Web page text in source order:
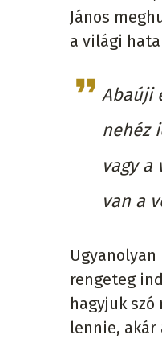
János
a világi
Abaúji
nehéz
vagy a
van a
rengeteg
hagyjuk
lennie, akár